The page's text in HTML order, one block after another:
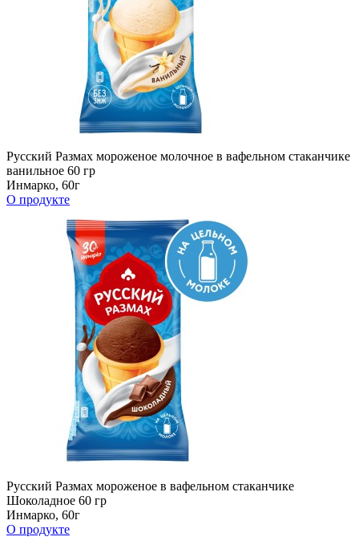
Русский Размах мороженое молочное в вафельном стаканчике
ванильное 60 гр
Инмарко, 60г
О продукте
Русский Размах мороженое в вафельном стаканчике
Шоколадное 60 гр
Инмарко, 60г
О продукте